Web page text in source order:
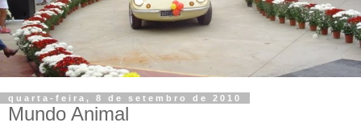
quarta-feira, 8 de setembro de 2010
Mundo Animal